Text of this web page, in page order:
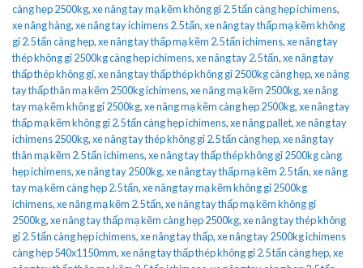
càng hẹp 2500kg,xe nâng tay mạ kẽm không gỉ 2.5 tấn càng hẹp ichimens,
xe nâng hàng,xe nâng tay ichimens 2.5 tấn,xe nâng tay thấp mạ kẽm không
gỉ 2.5 tấn càng hẹp,xe nâng tay thấp mạ kẽm 2.5 tấn ichimens,xe nâng tay
thép không gỉ 2500kg càng hẹp ichimens,xe nâng tay 2.5 tấn,xe nâng tay
thấp thép không gỉ,xe nâng tay thấp thép không gỉ 2500kg càng hẹp,xe nâng
tay thấp thân mạ kẽm 2500kg ichimens,xe nâng mạ kẽm 2500kg,xe nâng
tay mạ kẽm không gỉ 2500kg,xe nâng mạ kẽm càng hẹp 2500kg,xe nâng tay
thấp mạ kẽm không gỉ 2.5 tấn càng hẹp ichimens,xe nâng pallet,xe nâng tay
ichimens 2500kg,xe nâng tay thép không gỉ 2.5 tấn càng hẹp,xe nâng tay
thân mạ kẽm 2.5 tấn ichimens,xe nâng tay thấp thép không gỉ 2500kg càng
hẹp ichimens,xe nâng tay 2500kg,xe nâng tay thấp mạ kẽm 2.5 tấn,xe nâng
tay mạ kẽm càng hẹp 2.5 tấn,xe nâng tay mạ kẽm không gỉ 2500kg
ichimens,xe nâng mạ kẽm 2.5 tấn,xe nâng tay thấp mạ kẽm không gỉ
2500kg,xe nâng tay thấp mạ kẽm càng hẹp 2500kg,xe nâng tay thép không
gỉ 2.5 tấn càng hẹp ichimens,xe nâng tay thấp,xe nâng tay 2500kg ichimens
càng hẹp 540x1150mm,xe nâng tay thấp thép không gỉ 2.5 tấn càng hẹp,xe